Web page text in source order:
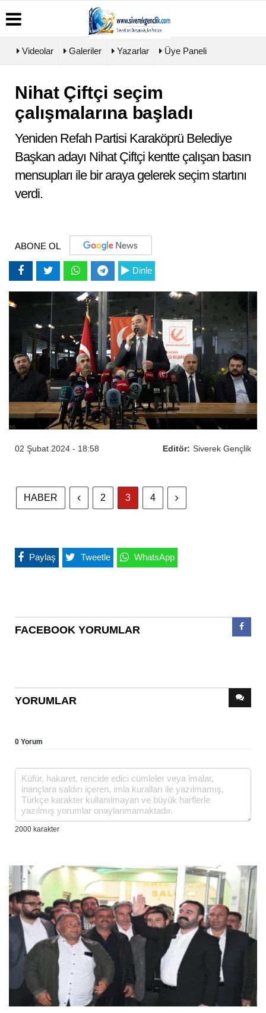
Üye
Haber
Günün
Haberleri
Biyografiler
Köşe
Yazarları
Video
Foto
Galeri
Politikası
İlkeleri
Videolar Galeriler Yazarlar Üye Paneli
Nihat Çiftçi seçim
çalışmalarına başladı
Yeniden Refah Partisi Karaköprü Belediye
Başkan adayı Nihat Çiftçi kentte çalışan basın
mensupları ile bir araya gelerek seçim startını
verdi.
ABONE OL
Dinle
Editör: Siverek Gençlik
02 Şubat 2024 - 18:58
HABER 2 3 4
Paylaş Tweetle WhatsApp
FACEBOOK YORUMLAR
YORUMLAR
0 Yorum